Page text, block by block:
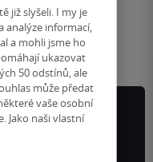
již slyšeli. I my je
analýze informací,
a mohli jsme ho
ukazovat
50 odstínů, ale
může předat
vaše osobní
Jako naši vlastní